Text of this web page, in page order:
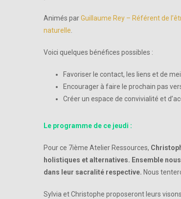
Animés parGuillaume Rey – Référent de
naturelle.
Voici quelques bénéfices possibles :
Favoriser le contact, les liens et de
Encourager à faire le prochain pas
Créer un espace de convivialité et
Le programme de ce jeudi :
Pour ce 7ième Atelier Ressources,
holistiques et alternatives. Ensemble
dans leur sacralité respective. Nous
Sylvia et Christophe proposeront leurs